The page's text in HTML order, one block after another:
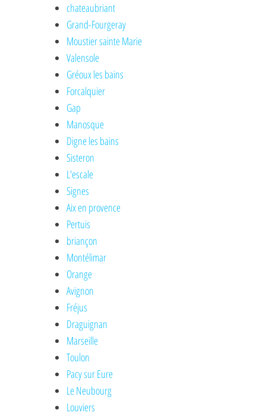
chateaubriant
Grand-Fourgeray
Moustier sainte Marie
Valensole
Gréoux les bains
Forcalquier
Gap
Manosque
Digne les bains
Sisteron
L'escale
Signes
Aix en provence
Pertuis
briançon
Montélimar
Orange
Avignon
Fréjus
Draguignan
Marseille
Toulon
Pacy sur Eure
Le Neubourg
Louviers